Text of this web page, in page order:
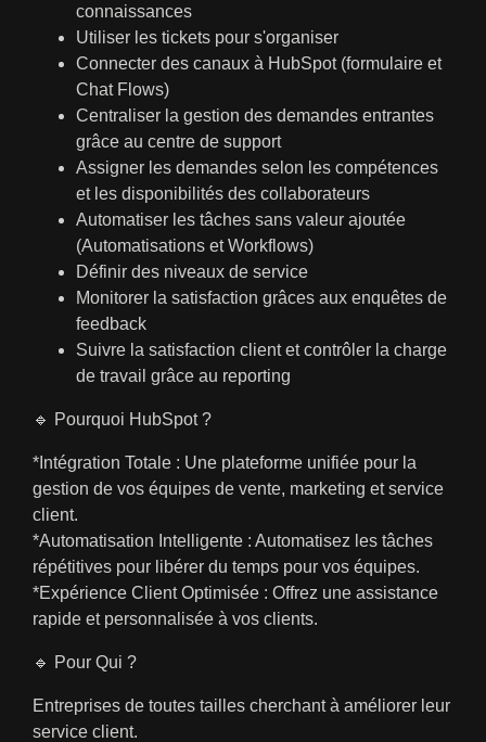
connaissances
Utiliser les tickets pour s'organiser
Connecter des canaux à HubSpot (formulaire et
Chat Flows)
Centraliser la gestion des demandes entrantes
grâce au centre de support
Assigner les demandes selon les compétences
et les disponibilités des collaborateurs
Automatiser les tâches sans valeur ajoutée
(Automatisations et Workflows)
Définir des niveaux de service
Monitorer la satisfaction grâces aux enquêtes de
feedback
Suivre la satisfaction client et contrôler la charge
de travail grâce au reporting
🔹 Pourquoi HubSpot ?
*Intégration Totale : Une plateforme unifiée pour la
gestion de vos équipes de vente, marketing et service
client.
*Automatisation Intelligente : Automatisez les tâches
répétitives pour libérer du temps pour vos équipes.
*Expérience Client Optimisée : Offrez une assistance
rapide et personnalisée à vos clients.
🔹 Pour Qui ?
Entreprises de toutes tailles cherchant à améliorer leur
service client.